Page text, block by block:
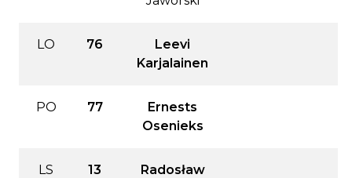
LO 76
Leevi
Karjalainen
PO 77
Ernests
Osenieks
LS 13
Radosław